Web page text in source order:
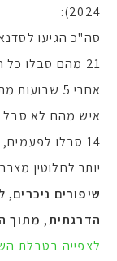
2024):
סה"כ הגיעו לסדנאות 67 איש שסבלו (גם)
21 מהם סבלו כל העת, 39 לפעמים, ו-7 לעתים רחוקות;
אחרי 5 שבועות מתום הסדנה:
איש מהם לא סבל
יותר לחלוטין
שיפורים
הדרגתית, מתוך
לצפייה בטבלת